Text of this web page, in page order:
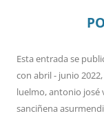
Esta entrada se
con abril - junio 2022,
luelmo,antonio josé
sanciñena asurmendi